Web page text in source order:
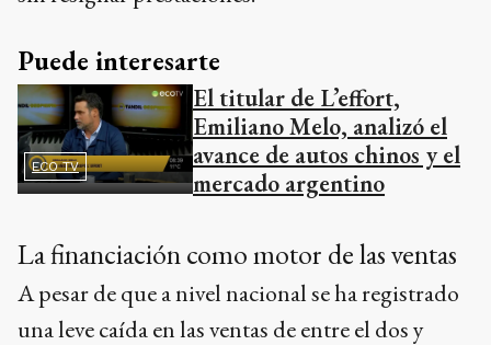
Puede interesarte
ECO TV
El titular de L’effort,
Emiliano Melo, analizó el
avance de autos chinos y el
mercado argentino
La financiación como motor de las ventas
A pesar de que a nivel nacional se ha registrado
una leve caída en las ventas de entre el dos y